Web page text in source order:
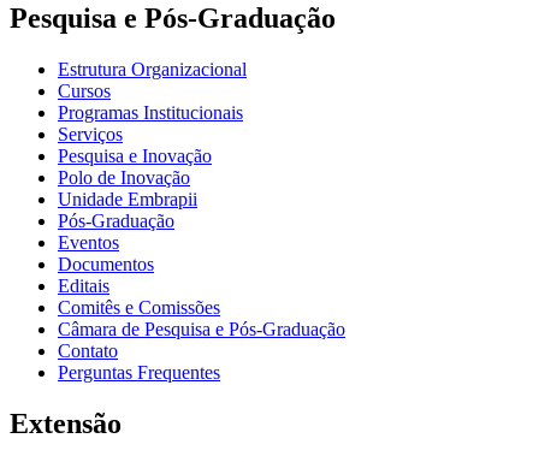
Pesquisa e Pós-Graduação
Estrutura Organizacional
Cursos
Programas Institucionais
Serviços
Pesquisa e Inovação
Polo de Inovação
Unidade Embrapii
Pós-Graduação
Eventos
Documentos
Editais
Comitês e Comissões
Câmara de Pesquisa e Pós-Graduação
Contato
Perguntas Frequentes
Extensão